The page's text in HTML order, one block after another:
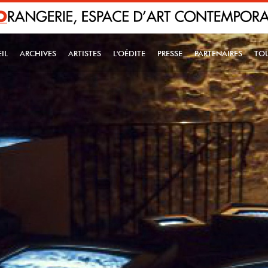
NAVIGATION
ARCHIVES ARTISTES L'OÉDITE PRESSE PARTENAIRES